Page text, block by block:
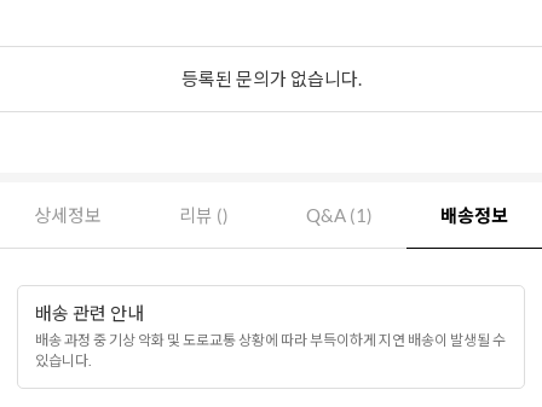
등록된 문의가 없습니다.
상세정보 리뷰 () Q&A (1) 배송정보
배송 관련 안내
배송 과정 중 기상 악화 및 도로교통 상황에 따라 부득이하게 지연 배송이 발생될 수
있습니다.